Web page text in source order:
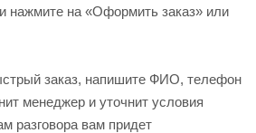
нажмите на «Оформить заказ» или
заказ, напишите ФИО, телефон
менеджер и уточнит условия
разговора вам придет